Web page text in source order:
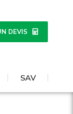
DEVIS
SAV